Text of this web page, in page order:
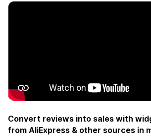
Convert reviews into sales with
from AliExpress & other sources in